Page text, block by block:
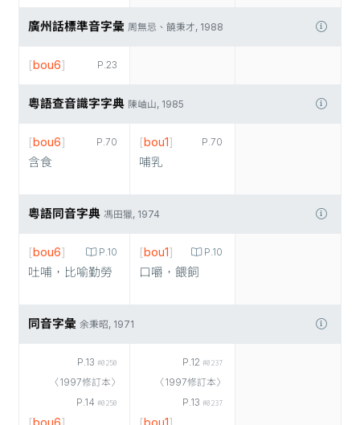
廣州話標準音字彙 周無忌、饒秉才, 1988
P.23
[bou6]
粵語查音識字字典 陳岫山, 1985
P.70
[bou6]
含食
P.70
[bou1]
哺乳
粵語同音字典 馮田獵, 1974
P.10
[bou6]
吐哺，比喻勤勞
P.10
[bou1]
口嚼，餵飼
同音字彙 余秉昭, 1971
P.13 #0250
〈1997修訂本〉
P.14 #0250
P.12 #0237
〈1997修訂本〉
P.13 #0237